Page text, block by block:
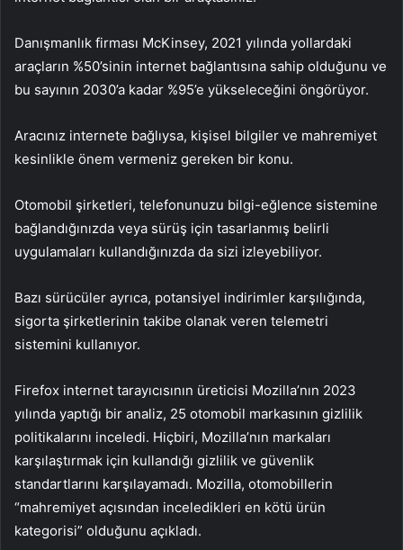
Danışmanlık firması McKinsey, 2021 yılında yollardaki
araçların %50’sinin internet bağlantısına sahip olduğunu ve
bu sayının 2030’a kadar %95’e yükseleceğini öngörüyor.
Aracınız internete bağlıysa, kişisel bilgiler ve mahremiyet
kesinlikle önem vermeniz gereken bir konu.
Otomobil şirketleri, telefonunuzu bilgi-eğlence sistemine
bağlandığınızda veya sürüş için tasarlanmış belirli
uygulamaları kullandığınızda da sizi izleyebiliyor.
Bazı sürücüler ayrıca, potansiyel indirimler karşılığında,
sigorta şirketlerinin takibe olanak veren telemetri
sistemini kullanıyor.
Firefox internet tarayıcısının üreticisi Mozilla’nın 2023
yılında yaptığı bir analiz, 25 otomobil markasının gizlilik
politikalarını inceledi. Hiçbiri, Mozilla’nın markaları
karşılaştırmak için kullandığı gizlilik ve güvenlik
standartlarını karşılayamadı. Mozilla, otomobillerin
“mahremiyet açısından inceledikleri en kötü ürün
kategorisi” olduğunu açıkladı.